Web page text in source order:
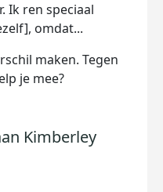
Ik ren speciaal
omdat...
maken. Tegen
je mee?
Kimberley